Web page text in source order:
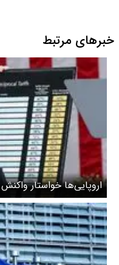
خبرهای مرتبط
اروپایی‌ها خواستار
ترامپ هستند